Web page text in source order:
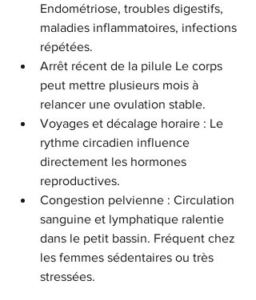
Endométriose, troubles digestifs,
maladies inflammatoires, infections
répétées.
Arrêt récent de la pilule Le corps
peut mettre plusieurs mois à
relancer une ovulation stable.
Voyages et décalage horaire : Le
rythme circadien influence
directement les hormones
reproductives.
Congestion pelvienne : Circulation
sanguine et lymphatique ralentie
dans le petit bassin. Fréquent chez
les femmes sédentaires ou très
stressées.